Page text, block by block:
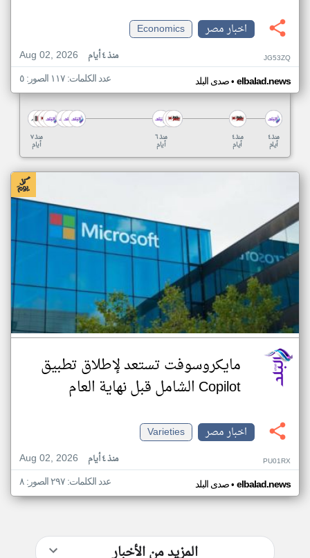
اخبار مصر
Economics
Aug 02, 2026
منذ ٤ أيام JG53ZQ
صدى البلد• elbalad.news عدد الكلمات: ١١٧ الصور: ٥
منذ ٧
أيام
منذ ٦
أيام
منذ ٤
أيام
منذ ٤
أيام
مايكروسوفت تستعد لإطلاق تطبيق
Copilot الشامل قبل نهاية العام
اخبار مصر
Varieties
Aug 02, 2026
منذ ٤ أيام PU01RX
صدى البلد• elbalad.news عدد الكلمات: ٢٩٧ الصور: ٨
المزيد من الأخبار